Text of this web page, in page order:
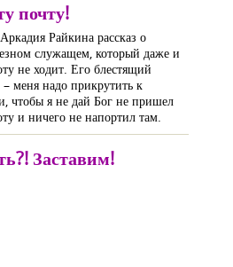
почту!
Райкина рассказ о
служащем, который даже и
не ходит. Его блестящий
– меня надо прикрутить к
чтобы я не дай Бог не пришел
и ничего не напортил там.
Заставим!